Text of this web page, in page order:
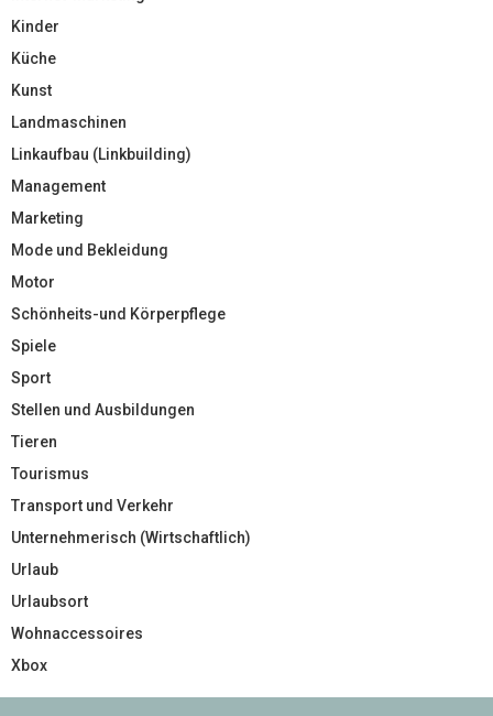
Kinder
Küche
Kunst
Landmaschinen
Linkaufbau (Linkbuilding)
Management
Marketing
Mode und Bekleidung
Motor
Schönheits-und Körperpflege
Spiele
Sport
Stellen und Ausbildungen
Tieren
Tourismus
Transport und Verkehr
Unternehmerisch (Wirtschaftlich)
Urlaub
Urlaubsort
Wohnaccessoires
Xbox